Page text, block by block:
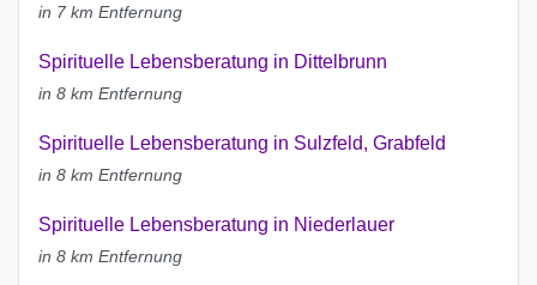
in 7 km Entfernung
Spirituelle Lebensberatung in Dittelbrunn
in 8 km Entfernung
Spirituelle Lebensberatung in Sulzfeld, Grabfeld
in 8 km Entfernung
Spirituelle Lebensberatung in Niederlauer
in 8 km Entfernung